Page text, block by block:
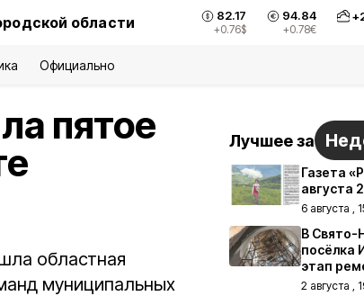
области 82.17
+0.76$
94.84
+0.78€
+
Официально
пятое
областная
муниципальных
Лучшее за
Газета
августа
6 августа ,
В Свято-
посёлка
этап
2 августа ,